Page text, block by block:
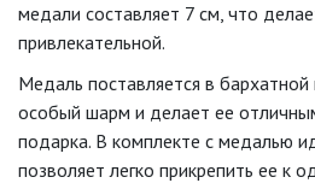
медали составляет 7 см, что
привлекательной.
Медаль поставляется в
особый шарм и делает ее
подарка. В комплекте с медалью
позволяет легко прикрепить ее к